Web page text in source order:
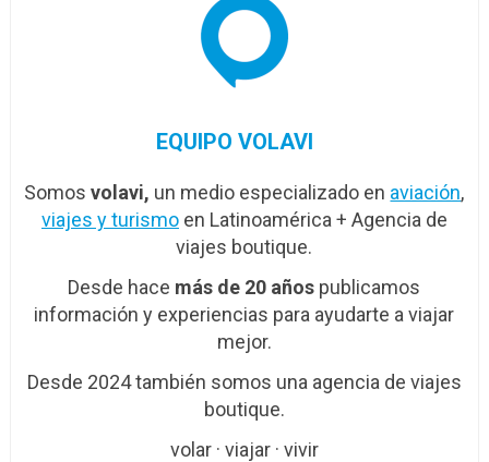
EQUIPO VOLAVI
Somosvolavi, un medio especializado en aviación,
viajes y turismoen Latinoamérica + Agencia de
viajes boutique.
Desde hace más de 20 años publicamos
información y experiencias para ayudarte a viajar
mejor.
Desde 2024 también somos una agencia de viajes
boutique.
volar · viajar · vivir